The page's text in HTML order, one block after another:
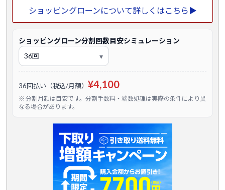
ショッピングローンについて詳しくはこちら▶
ショッピングローン分割回数目安シミュレーション
36回払い（税込/月額） ¥4,100
※ 分割月額は目安です。分割手数料・端数処理は実際の条件により異
なる場合があります。